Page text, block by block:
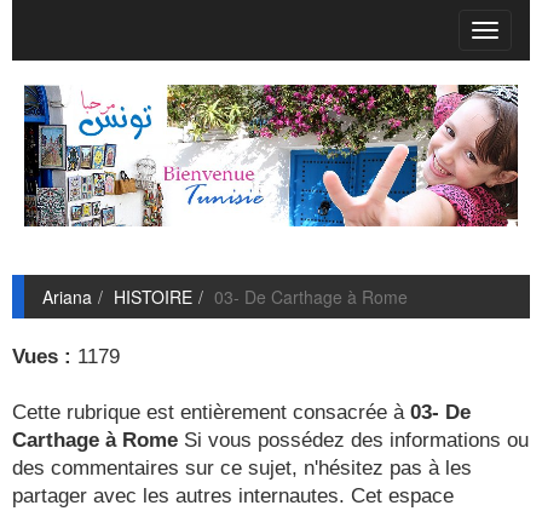
T
o
g
g
l
e
n
a
v
g
t
Ariana HISTOIRE 03- De Carthage à Rome
Vues : 1179
Cette rubrique est entièrement consacrée à 03- De
Carthage à Rome Si vous possédez des informations ou
des commentaires sur ce sujet, n'hésitez pas à les
partager avec les autres internautes. Cet espace